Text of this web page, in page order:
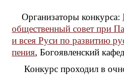
Организаторы конкурса:
общественный совет при
и всея Руси по развитию
пения, Богоявленский
Конкурс проходил в